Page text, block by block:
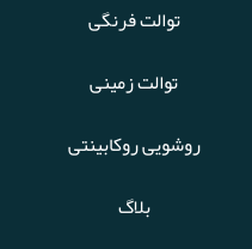
توالت فرنگی
توالت زمینی
روشویی روکابینتی
بلاگ